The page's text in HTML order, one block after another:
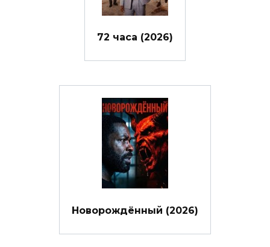
72 часа (2026)
Новорождённый (2026)